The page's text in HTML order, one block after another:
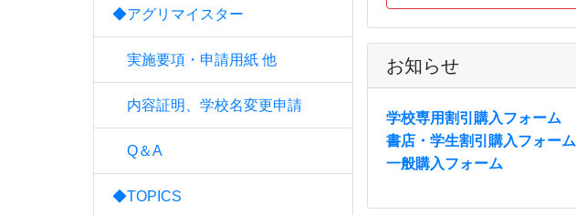
◆アグリマイスター
実施要項・申請用紙 他
内容証明、学校名変更申請
Q＆A
◆TOPICS
お知らせ
学校専用割引購入フォーム
書店・学生割引購入フォーム
一般購入フォーム